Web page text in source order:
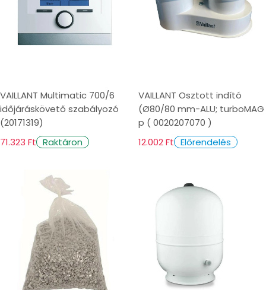
VAILLANT Multimatic 700/6
időjáráskövető szabályozó
(20171319)
71.323 Ft Raktáron
VAILLANT Osztott indító
(Ø80/80 mm-ALU; turboMAG
p ( 0020207070 )
12.002 Ft Előrendelés